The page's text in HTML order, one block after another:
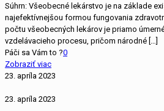
Súhrn: Všeobecné lekárstvo je na základe
najefektívnejšou formou fungovania
počtu všeobecných lekárov je priamo
vzdelávacieho procesu, pričom národné
Páči sa Vám to ?0
Zobraziť viac
23. apríla 2023
23. apríla 2023